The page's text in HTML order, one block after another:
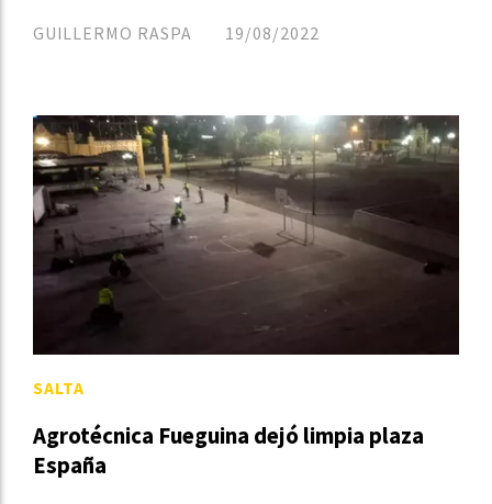
GUILLERMO RASPA 19/08/2022
Agrotécnica Fueguina dejó limpia plaza
España
SALTA